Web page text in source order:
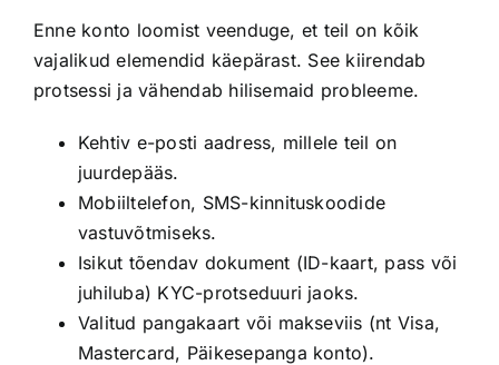
Enne konto loomist veenduge, et teil on kõik
vajalikud elemendid käepärast. See kiirendab
protsessi ja vähendab hilisemaid probleeme.
Kehtiv e-posti aadress, millele teil on
juurdepääs.
Mobiiltelefon, SMS-kinnituskoodide
vastuvõtmiseks.
Isikut tõendav dokument (ID-kaart, pass või
juhiluba) KYC-protseduuri jaoks.
Valitud pangakaart või makseviis (nt Visa,
Mastercard, Päikesepanga konto).